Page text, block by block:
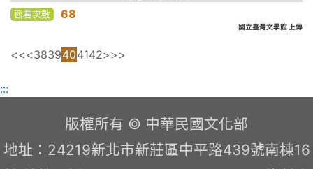
觀看次數 68
國立臺灣文學館 上傳
<<<3839404142>>>
:::
版權所有 © 中華民國文化部
地址：24219新北市新莊區中平路439號南棟16